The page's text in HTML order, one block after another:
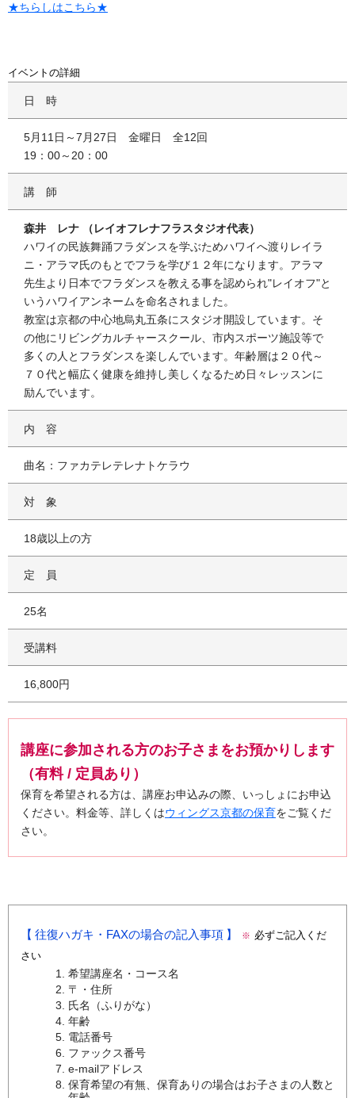
★ちらしはこちら★
イベントの詳細
日時
5月11日～7月27日 金曜日 全12回
19：00～20：00
講師
森井 レナ （レイオフレナフラスタジオ代表）
ハワイの民族舞踊フラダンスを学ぶためハワイへ渡りレイラ
ニ・アラマ氏のもとでフラを学び１２年になります。アラマ
先生より日本でフラダンスを教える事を認められ"レイオフ"と
いうハワイアンネームを命名されました。
教室は京都の中心地烏丸五条にスタジオ開設しています。そ
の他にリビングカルチャースクール、市内スポーツ施設等で
多くの人とフラダンスを楽しんでいます。年齢層は２０代～
７０代と幅広く健康を維持し美しくなるため日々レッスンに
励んでいます。
内容
曲名：ファカテレテレナトケラウ
対象
18歳以上の方
定員
25名
受講料
16,800円
講座に参加される方のお子さまをお預かりします
（有料 / 定員あり）
保育を希望される方は、講座お申込みの際、いっしょにお申込
ください。料金等、詳しくはウィングス京都の保育をご覧くだ
さい。
往復ハガキ・FAXの場合の記入事項 ※ 必ずご記入くだ
さい
希望講座名・コース名
〒・住所
氏名（ふりがな）
年齢
電話番号
ファックス番号
e-mailアドレス
保育希望の有無、保育ありの場合はお子さまの人数と